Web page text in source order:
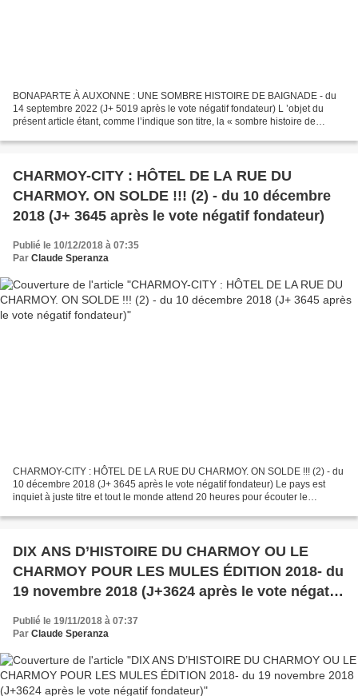
BONAPARTE À AUXONNE : UNE SOMBRE HISTOIRE DE BAIGNADE - du
14 septembre 2022 (J+ 5019 après le vote négatif fondateur) L ’objet du
présent article étant, comme l’indique son titre, la « sombre histoire de
CHARMOY-CITY : HÔTEL DE LA RUE DU
CHARMOY. ON SOLDE !!! (2) - du 10 décembre
2018 (J+ 3645 après le vote négatif fondateur)
Publié le 10/12/2018 à 07:35
Par Claude Speranza
CHARMOY-CITY : HÔTEL DE LA RUE DU CHARMOY. ON SOLDE !!! (2) - du
10 décembre 2018 (J+ 3645 après le vote négatif fondateur) Le pays est
inquiet à juste titre et tout le monde attend 20 heures pour écouter le
DIX ANS D’HISTOIRE DU CHARMOY OU LE
CHARMOY POUR LES MULES ÉDITION 2018- du
19 novembre 2018 (J+3624 après le vote négatif
fondateur)
Publié le 19/11/2018 à 07:37
Par Claude Speranza